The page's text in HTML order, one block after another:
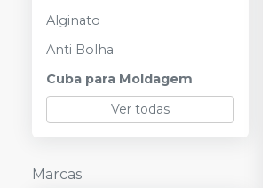
Alginato
Anti Bolha
Cuba para Moldagem
Ver todas
Marcas